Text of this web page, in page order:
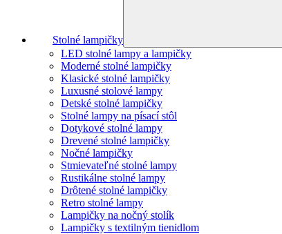
Stolné lampičky
LED stolné lampy a lampičky
Moderné stolné lampičky
Klasické stolné lampičky
Luxusné stolové lampy
Detské stolné lampičky
Stolné lampy na písací stôl
Dotykové stolné lampy
Drevené stolné lampičky
Nočné lampičky
Stmievateľné stolné lampy
Rustikálne stolné lampy
Drôtené stolné lampičky
Retro stolné lampy
Lampičky na nočný stolík
Lampičky s textilným tienidlom